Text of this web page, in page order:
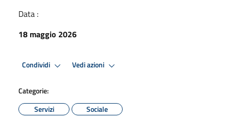
Data :
18 maggio 2026
Condividi Vedi azioni
Categorie:
Servizi
Sociale